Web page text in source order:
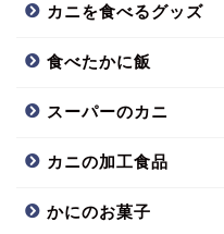
カニを食べるグッズ
食べたかに飯
スーパーのカニ
カニの加工食品
かにのお菓子